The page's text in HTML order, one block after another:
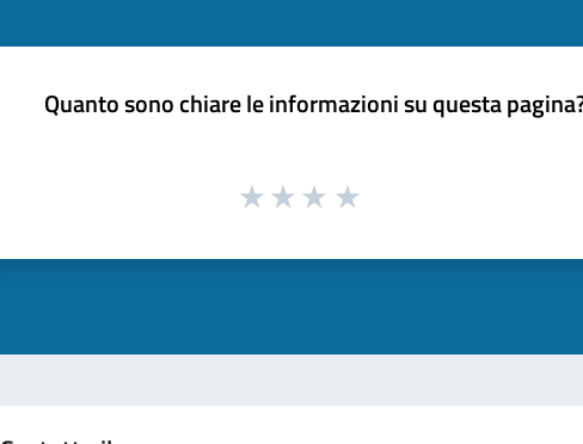
Quanto sono chiare le informazioni su questa